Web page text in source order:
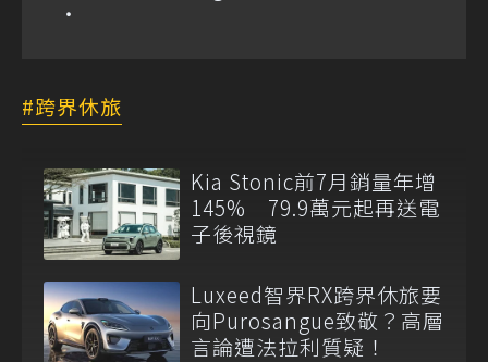
跨界休旅
Kia Stonic前7月銷量年增
145% 79.9萬元起再送電
子後視鏡
Luxeed智界RX跨界休旅要
向Purosangue致敬？高層
言論遭法拉利質疑！